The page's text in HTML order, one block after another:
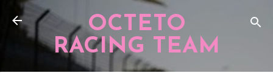
Pular para o conteúdo principal
OCTETO
RACING TEAM